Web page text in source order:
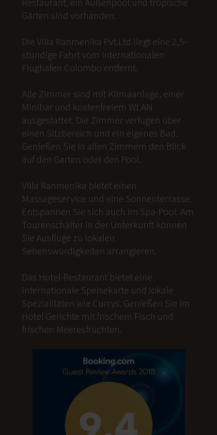
Gärten sind vorhanden.
Die Villa Ranmenika Pvt.Ltd liegt eine 2,5-
stündige Fahrt vom internationalen
Flughafen Colombo entfernt.
Alle Zimmer sind mit Klimaanlage, einer
Minibar und kostenfreiem WLAN
ausgestattet. Die Zimmer verfügen über
einen Sitzbereich und ein eigenes Bad.
Genießen Sie in allen Zimmern den Blick
auf den Garten oder den Pool.
Villa Ranmenika bietet einen
Massageservice und eine Sonnenterrasse.
Entspannen Sie sich auch im Spa-Pool. Am
Tourenschalter in der Unterkunft können
Sie Ausflüge zu lokalen
Sehenswürdigkeiten arrangieren.
Das Hotel-Restaurant bietet eine
internationale Speisekarte und lokale
Spezialitäten wie Currys. Genießen Sie im
Hotel Gerichte mit frischem Fisch und
frischen Meeresfrüchten.